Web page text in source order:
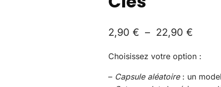
2,90 € – 22,90 €
Choisissez votre option :
– Capsule aléatoire: un